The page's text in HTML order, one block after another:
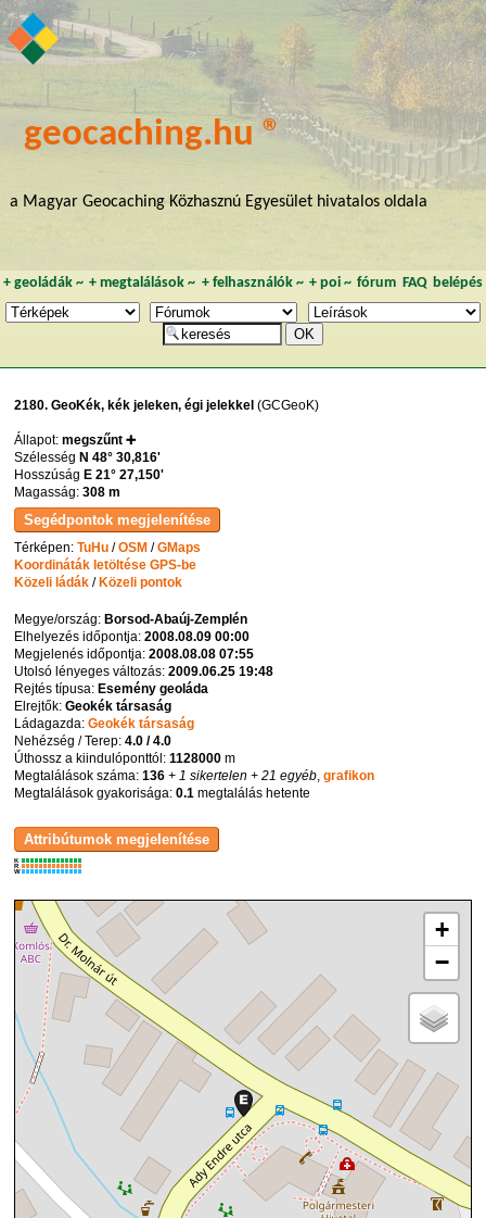
geocaching.hu ®
a Magyar Geocaching Közhasznú Egyesület hivatalos oldala
+ geoládák~ +megtalálások ~ + felhasználók~ + poi~ fórum FAQ belépés
2180. GeoKék, kék jeleken, égi jelekkel (GCGeoK)
Állapot:megszűnt ➕
SzélességN 48° 30,816'
HosszúságE 21° 27,150'
Magasság:308 m
Térképen:TuHu /OSM /GMaps
Koordináták letöltése GPS-be
Közeli ládák /Közeli pontok
Megye/ország:Borsod-Abaúj-Zemplén
Elhelyezés időpontja:2008.08.09 00:00
Megjelenés időpontja:2008.08.08 07:55
Utolsó lényeges változás:2009.06.25 19:48
Rejtés típusa:Esemény geoláda
Elrejtők:Geokék társaság
Ládagazda:Geokék társaság
Nehézség / Terep:4.0 / 4.0
Úthossz a kiindulóponttól:1128000 m
Megtalálások száma:136 + 1 sikertelen + 21 egyéb ,grafikon
Megtalálások gyakorisága:0.1 megtalálás hetente
K
R
W
+
−